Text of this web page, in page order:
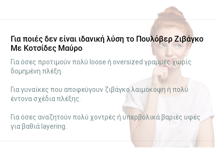
Για ποιές δεν είναι ιδανική λύση το Πουλόβερ Ζιβάγκο
Με Κοτσίδες Μαύρο
Για όσες προτιμούν πολύ loose ή oversized γραμμές χωρίς
δομημένη πλέξη.
Για γυναίκες που αποφεύγουν ζιβάγκο λαιμόκοψη ή πολύ
έντονα σχέδια πλέξης.
Για όσες αναζητούν πολύ χοντρές ή υπερβολικά βαριές υφές
για βαθιά layering.